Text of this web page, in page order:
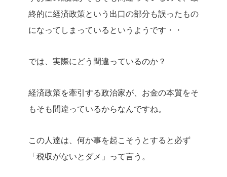
終的に経済政策という出口の部分も誤ったもの
になってしまっているというようです・・
では、実際にどう間違っているのか？
経済政策を牽引する政治家が、お金の本質をそ
もそも間違っているからなんですね。
この人達は、何か事を起こそうとすると必ず
「税収がないとダメ」って言う。